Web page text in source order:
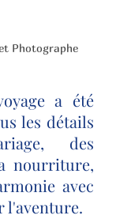
Photographe
a été
les détails
des
nourriture,
avec
l'aventure.